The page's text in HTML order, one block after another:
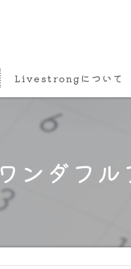
Livestrongについて
ワンダフ